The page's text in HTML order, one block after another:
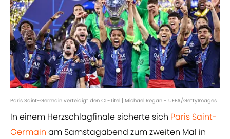
Paris Saint-Germain verteidigt den CL-Titel | Michael Regan - UEFA/GettyImages
In einem Herzschlagfinale sicherte sich Paris Saint-
Germain am Samstagabend zum zweiten Mal in